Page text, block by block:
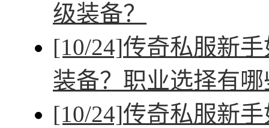
级装备？
[10/24]传奇私服新
装备？职业选择有
[10/24]传奇私服新